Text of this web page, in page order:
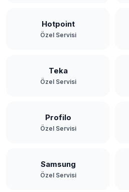
Hotpoint
Özel Servisi
Teka
Özel Servisi
Profilo
Özel Servisi
Samsung
Özel Servisi